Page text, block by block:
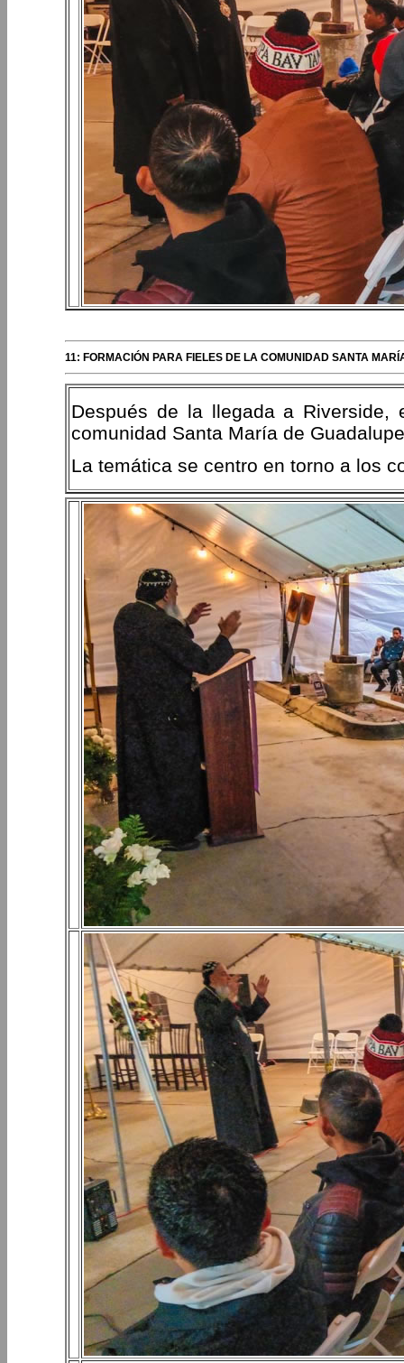
11: FORMACIÓN PARA FIELES DE LA COMUNIDAD SANTA
Después de la llegada a
comunidad Santa María de
La temática se centro en torno a los